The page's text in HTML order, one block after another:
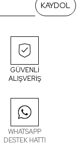
KAYDOL
GÜVENLİ
ALIŞVERİŞ
WHATSAPP
DESTEK HATTI